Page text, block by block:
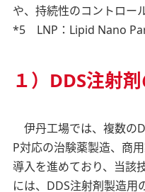
や、持続性のコントロー
*5 LNP：Lipid Nano
１）DDS注射
伊丹工場では、複数の
P対応の治験薬製造、商
導入を進めており、当該
には、DDS注射剤製造用